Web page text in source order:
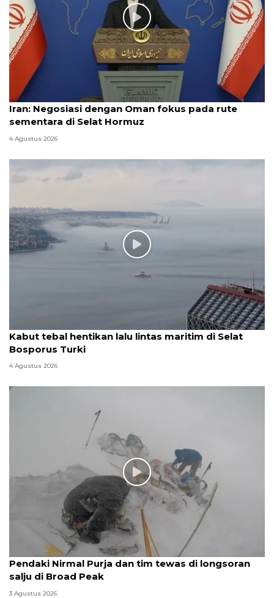
Iran: Negosiasi dengan Oman fokus pada rute
sementara di Selat Hormuz
4 Agustus 2026
Kabut tebal hentikan lalu lintas maritim di Selat
Bosporus Turki
4 Agustus 2026
Pendaki Nirmal Purja dan tim tewas di longsoran
salju di Broad Peak
3 Agustus 2026